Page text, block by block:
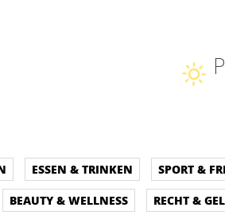
ESSEN & TRINKEN SPORT &
BEAUTY & WELLNESS RECHT &